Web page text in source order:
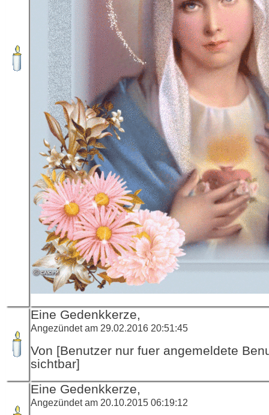
Eine Gedenkkerze,
Angezündet am 29.02.2016 20:51:45
Von [Benutzer nur fuer angemeldete
sichtbar]
Eine Gedenkkerze,
Angezündet am 20.10.2015 06:19:12